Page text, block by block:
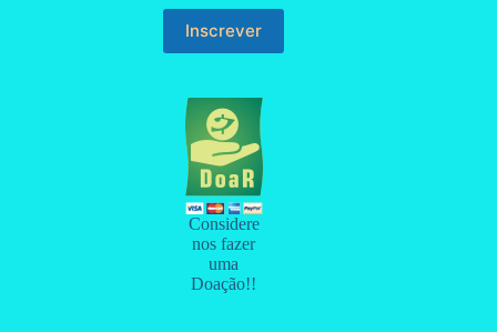
Considere
nos fazer
uma
Doação!!